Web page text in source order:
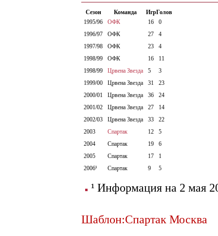
Сезон Команда ИгрГолов
1995/96
ОФК 16
0
1996/97
ОФК 27
4
1997/98
ОФК 23
4
1998/99
ОФК 16
11
1998/99
Црвена Звезда 5
3
1999/00
Црвена Звезда 31
23
2000/01
Црвена Звезда 36
24
2001/02
Црвена Звезда 27
14
2002/03
Црвена Звезда 33
22
2003
Спартак 12
5
2004
Спартак 19
6
2005
Спартак 17
1
2006¹
Спартак 9 5
¹ Информация на 2 мая
Шаблон:Спартак Москва